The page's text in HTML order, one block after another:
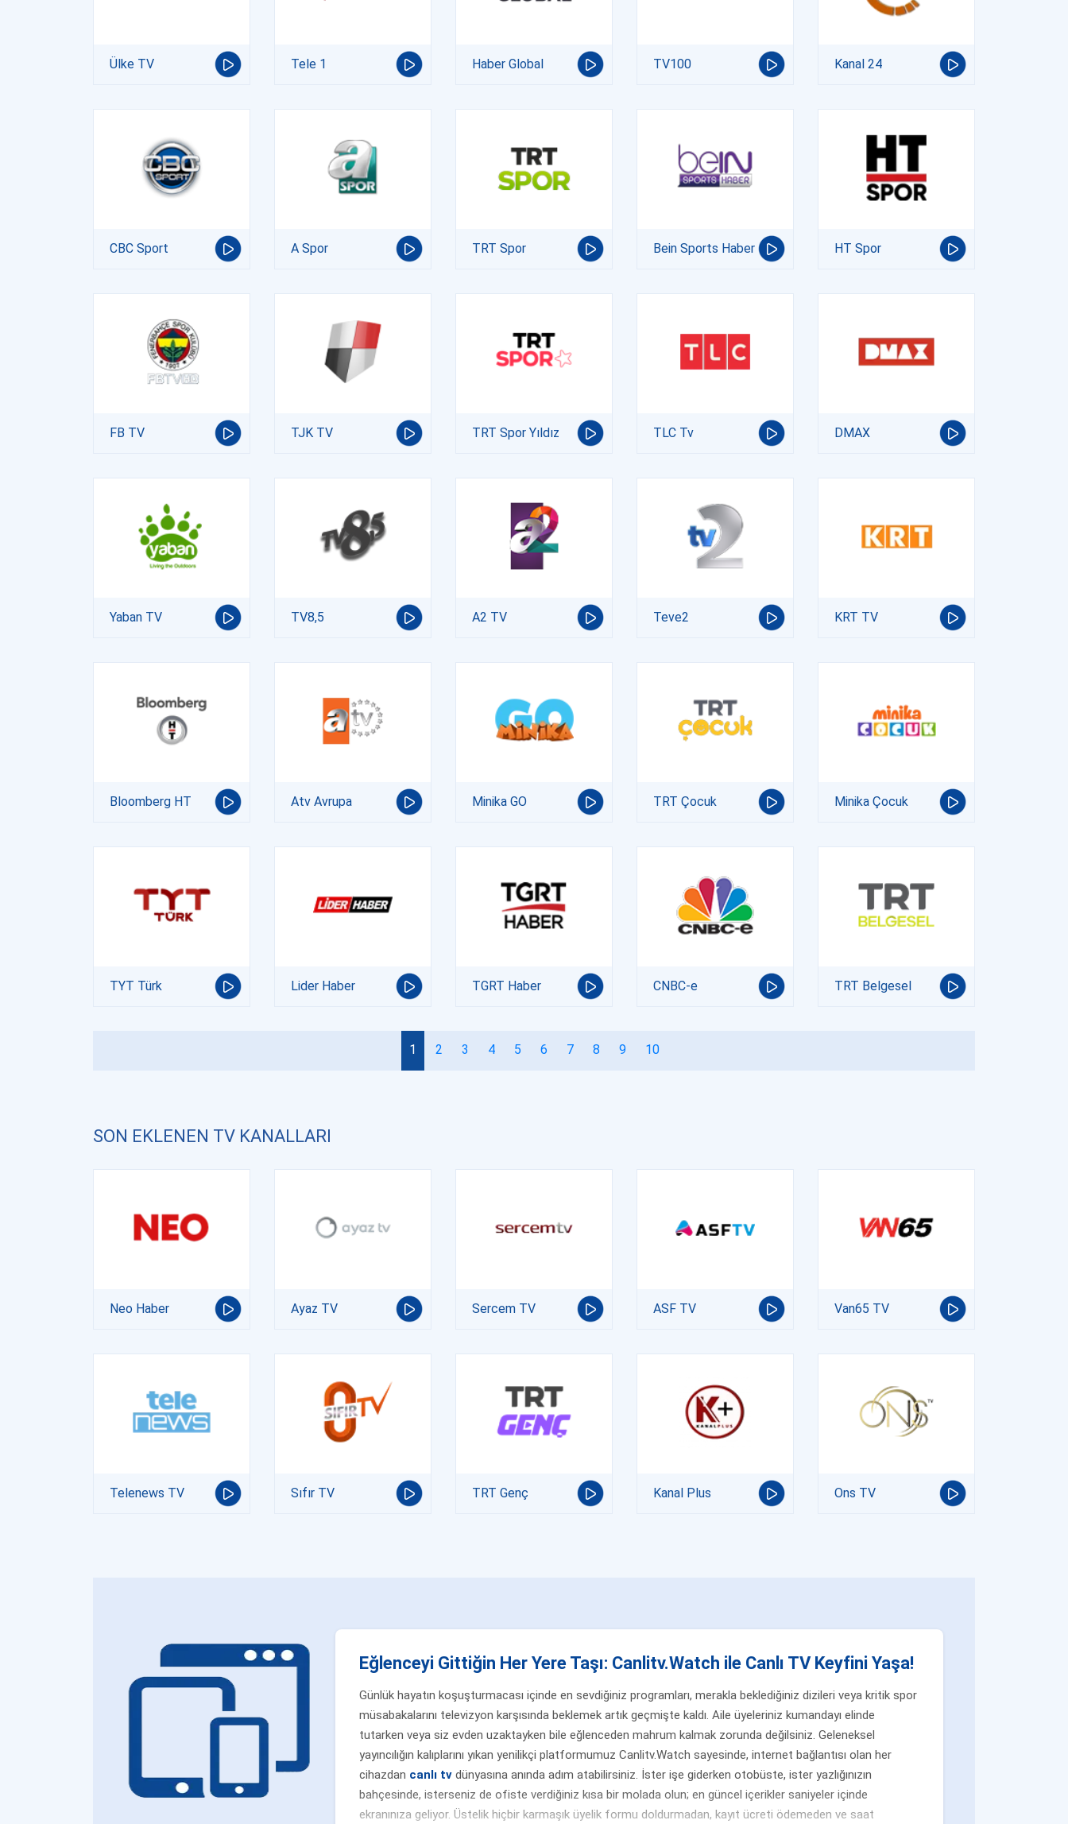
Ülke TV Tele 1 Haber Global TV100 Kanal 24
CBC Sport A Spor TRT Spor Bein Sports Haber HT Spor
FB TV TJK TV TRT Spor Yıldız TLC Tv DMAX
Yaban TV TV8,5 A2 TV Teve2 KRT TV
Bloomberg HT Atv Avrupa Minika GO TRT Çocuk Minika Çocuk
TYT Türk Lider Haber TGRT Haber CNBC-e TRT Belgesel
1 2 3 4 5 6 7 8 9 10
SON EKLENEN TV KANALLARI
Neo Haber Ayaz TV Sercem TV ASF TV Van65 TV
Telenews TV Sıfır TV TRT Genç Kanal Plus Ons TV
Eğlenceyi Gittiğin Her Yere Taşı: Canlitv.Watch ile Canlı TV Keyfini Yaşa!
Günlük hayatın koşuşturmacası içinde en sevdiğiniz programları, merakla beklediğiniz dizileri veya kritik spor
müsabakalarını televizyon karşısında beklemek artık geçmişte kaldı. Aile üyeleriniz kumandayı elinde
tutarken veya siz evden uzaktayken bile eğlenceden mahrum kalmak zorunda değilsiniz. Geleneksel
yayıncılığın kalıplarını yıkan yenilikçi platformumuz Canlitv.Watch sayesinde, internet bağlantısı olan her
cihazdan canlı tv dünyasına anında adım atabilirsiniz. İster işe giderken otobüste, ister yazlığınızın
bahçesinde, isterseniz de ofiste verdiğiniz kısa bir molada olun; en güncel içerikler saniyeler içinde
ekranınıza geliyor. Üstelik hiçbir karmaşık üyelik formu doldurmadan, kayıt ücreti ödemeden ve saat